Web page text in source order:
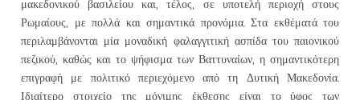
μακεδονικού βασιλείου και, τέλος, σε υποτελή περιοχή στους
Ρωμαίους, με πολλά και σημαντικά προνόμια. Στα εκθέματά του
περιλαμβάνονται μία μοναδική φαλαγγιτική ασπίδα του παιονικού
πεζικού, καθώς και το ψήφισμα των Βαττυναίων, η σημαντικότερη
επιγραφή με πολιτικό περιεχόμενο από τη Δυτική Μακεδονία.
Ιδιαίτερο στοιχείο της μόνιμης έκθεσης είναι το ύφος των